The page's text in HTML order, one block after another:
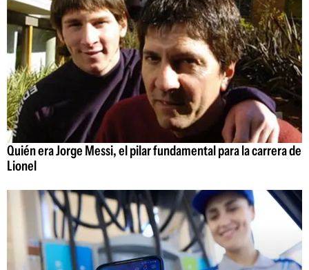
Quién era Jorge Messi, el pilar fundamental para la carrera de
Lionel